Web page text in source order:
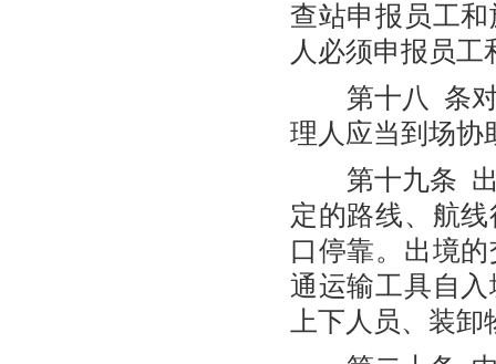
查站申报员工
人必须申报员
第十八 条对
理人应当到场协
第十九条 出
定的路线、航
口停靠。出境
通运输工具自
上下人员、装卸